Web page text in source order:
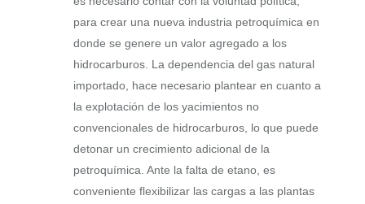
para crear una nueva industria petroquímica en
donde se genere un valor agregado a los
hidrocarburos. La dependencia del gas natural
importado, hace necesario plantear en cuanto a
la explotación de los yacimientos no
convencionales de hidrocarburos, lo que puede
detonar un crecimiento adicional de la
petroquímica. Ante la falta de etano, es
conveniente flexibilizar las cargas a las plantas